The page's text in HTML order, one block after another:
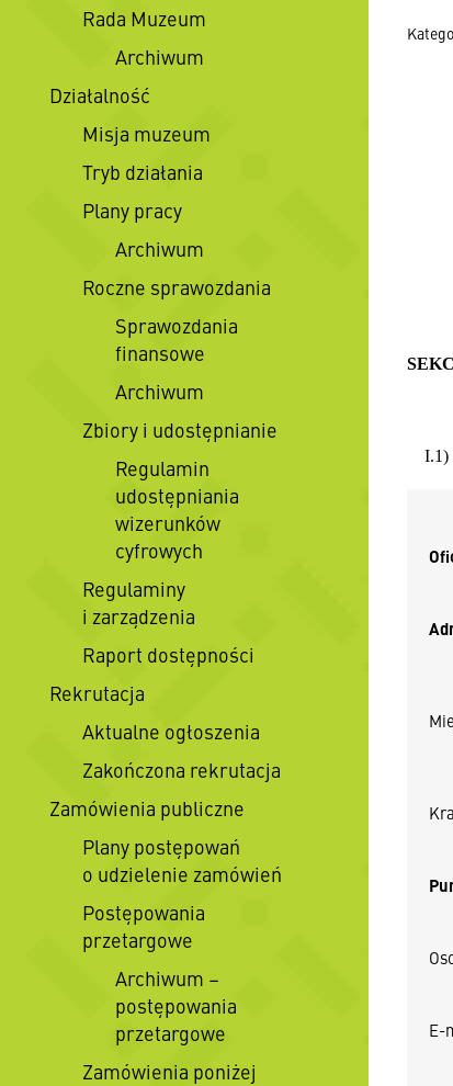
Rada Muzeum
Archiwum
Działalność
Misja muzeum
Tryb działania
Plany pracy
Archiwum
Roczne sprawozdania
Sprawozdania
finansowe
Archiwum
Zbiory i udostępnianie
Regulamin
udostępniania
wizerunków
cyfrowych
Regulaminy
i zarządzenia
Raport dostępności
Rekrutacja
Aktualne ogłoszenia
Zakończona rekrutacja
Zamówienia publiczne
Plany postępowań
o udzielenie zamówień
Postępowania
przetargowe
Archiwum –
postępowania
przetargowe
Zamówienia poniżej
I.1)
E-